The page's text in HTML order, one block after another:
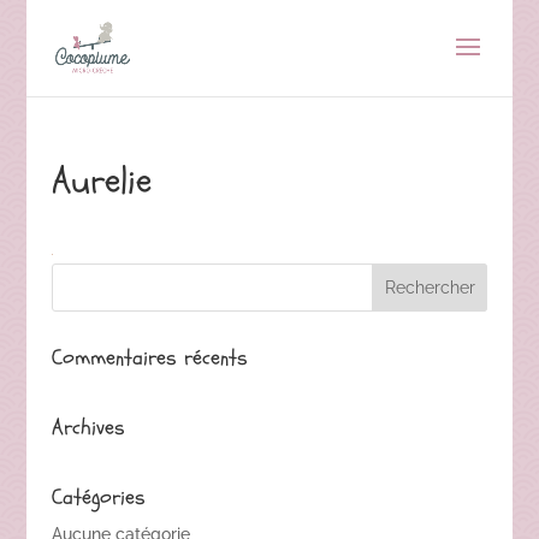
Aurelie
Commentaires récents
Archives
Catégories
Aucune catégorie